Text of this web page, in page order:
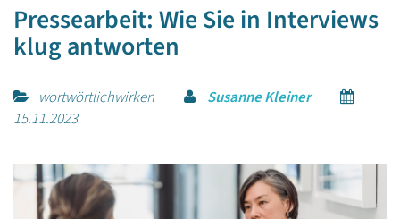
Pressearbeit: Wie Sie in Interviews
klug antworten
wortwörtlichwirken
Susanne Kleiner
15.11.2023